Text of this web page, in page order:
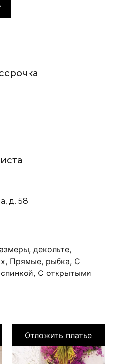
д. 58
, декольте,
, Прямые, рыбка, С
, С открытыми
Отложить платье